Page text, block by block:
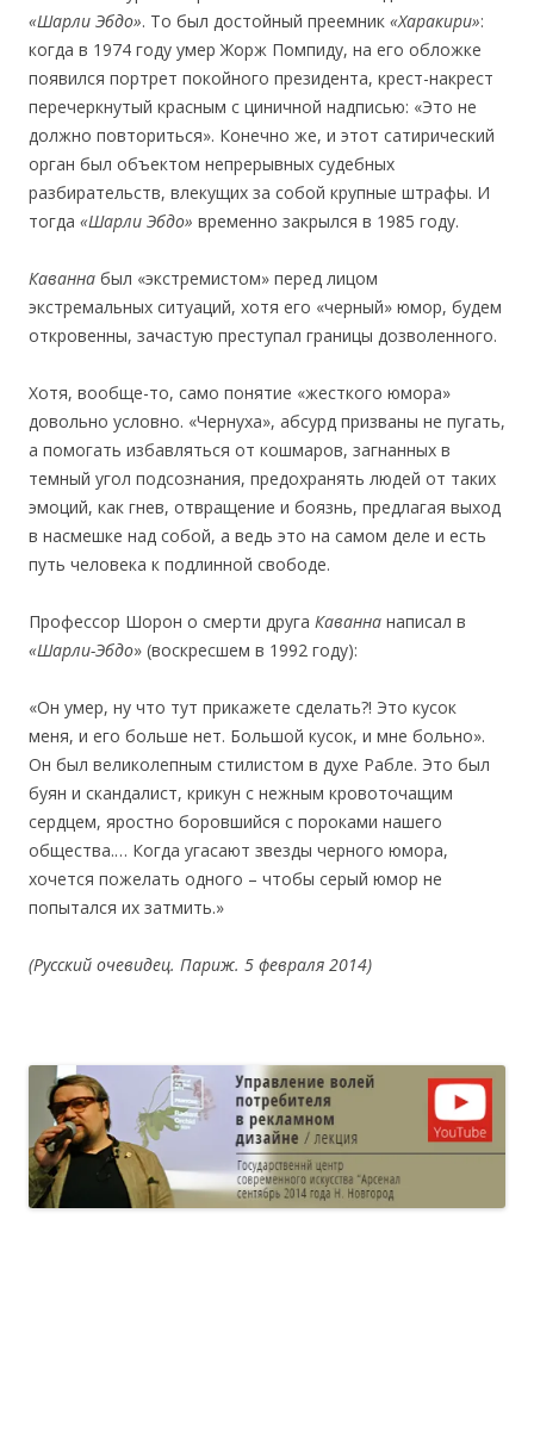
«Шарли Эбдо». То был достойный преемник «Харакири»:
когда в 1974 году умер Жорж Помпиду, на его обложке
появился портрет покойного президента, крест-накрест
перечеркнутый красным с циничной надписью: «Это не
должно повториться». Конечно же, и этот сатирический
орган был объектом непрерывных судебных
разбирательств, влекущих за собой крупные штрафы. И
тогда «Шарли Эбдо» временно закрылся в 1985 году.
Каванна был «экстремистом» перед лицом
экстремальных ситуаций, хотя его «черный» юмор, будем
откровенны, зачастую преступал границы дозволенного.
Хотя, вообще-то, само понятие «жесткого юмора»
довольно условно. «Чернуха», абсурд призваны не пугать,
а помогать избавляться от кошмаров, загнанных в
темный угол подсознания, предохранять людей от таких
эмоций, как гнев, отвращение и боязнь, предлагая выход
в насмешке над собой, а ведь это на самом деле и есть
путь человека к подлинной свободе.
Профессор Шорон о смерти друга Каванна написал в
«Шарли-Эбдо» (воскресшем в 1992 году):
«Он умер, ну что тут прикажете сделать?! Это кусок
меня, и его больше нет. Большой кусок, и мне больно».
Он был великолепным стилистом в духе Рабле. Это был
буян и скандалист, крикун с нежным кровоточащим
сердцем, яростно боровшийся с пороками нашего
общества.… Когда угасают звезды черного юмора,
хочется пожелать одного – чтобы серый юмор не
попытался их затмить.»
(Русский очевидец. Париж. 5 февраля 2014)